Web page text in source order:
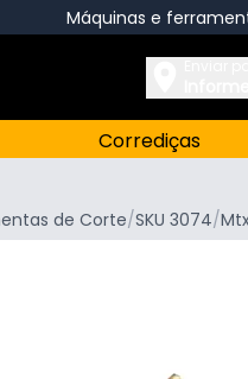
Máquinas e
Corrediças
de Corte/SKU 3074/